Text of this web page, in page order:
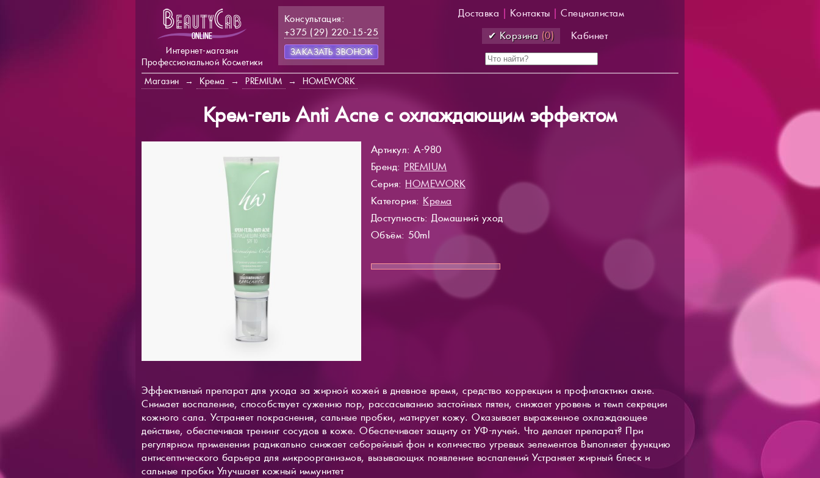
Интернет-магазин
Профессиональной Косметики
Консультация:
+375 (29) 220-15-25
ЗАКАЗАТЬ ЗВОНОК
Доставка Контакты
Специалистам
✔ Корзина (0) Кабинет
Магазин → Крема → PREMIUM → HOMEWORK
Крем-гель Anti Acne с охлаждающим эффектом
Артикул: A-980
Бренд: PREMIUM
Серия: HOMEWORK
Категория: Крема
Доступность: Домашний уход
Объём: 50ml
Эффективный препарат для ухода за жирной кожей в дневное время, средство коррекции и профилактики акне.
Снимает воспаление, способствует сужению пор, рассасыванию застойных пятен, снижает уровень и темп секреции
кожного сала. Устраняет покраснения, сальные пробки, матирует кожу. Оказывает выраженное охлаждающее
действие, обеспечивая тренинг сосудов в коже. Обеспечивает защиту от УФ-лучей. Что делает препарат? При
регулярном применении радикально снижает себорейный фон и количество угревых эелементов Выполняет функцию
антисептического барьера для микроорганизмов, вызывающих появление воспалений Устраняет жирный блеск и
сальные пробки Улучшает кожный иммунитет